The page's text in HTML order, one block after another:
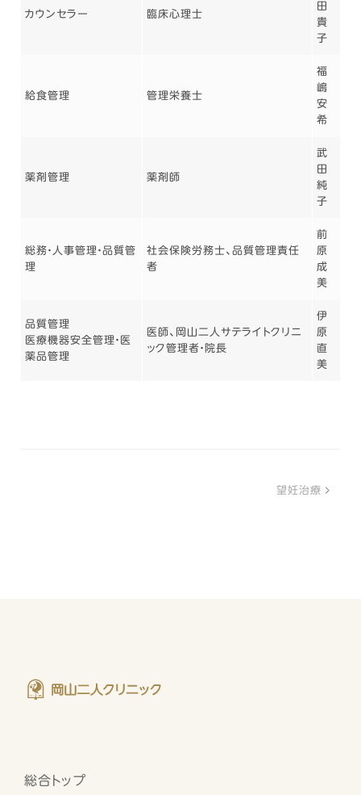
カウンセラー 臨床心理士
田
貴
子
給食管理 管理栄養士
福
嶋
安
希
薬剤管理 薬剤師
武
田
純
子
総務・人事管理・品質管
理
社会保険労務士、品質管理責任
者
前
原
成
美
品質管理
医療機器安全管理・医
薬品管理
医師、岡山二人サテライトクリニ
ック管理者・院長
伊
原
直
美
望妊治療
総合トップ